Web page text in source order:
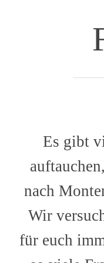
Es gibt
nach
Wir
für euch